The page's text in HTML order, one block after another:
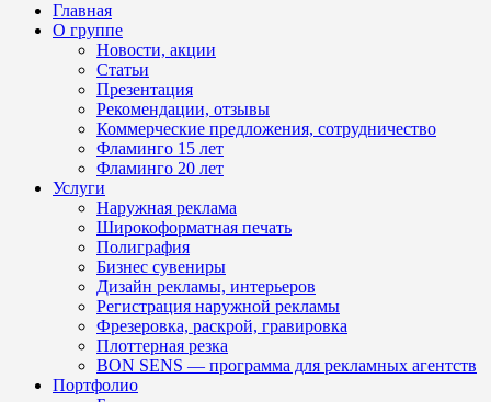
Главная
О группе
Новости, акции
Статьи
Презентация
Рекомендации, отзывы
Коммерческие предложения, сотрудничество
Фламинго 15 лет
Фламинго 20 лет
Услуги
Наружная реклама
Широкоформатная печать
Полиграфия
Бизнес сувениры
Дизайн рекламы, интерьеров
Регистрация наружной рекламы
Фрезеровка, раскрой, гравировка
Плоттерная резка
BON SENS — программа для рекламных агентств
Портфолио